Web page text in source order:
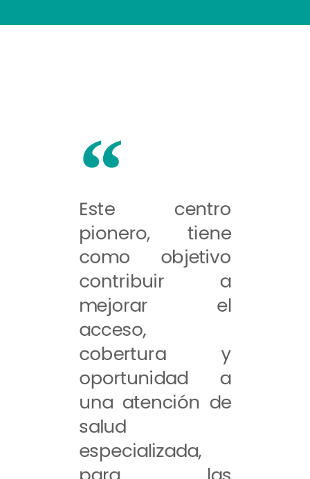
Este centro
pionero, tiene
como objetivo
contribuir a
mejorar el
acceso,
cobertura y
oportunidad a
una atención de
salud
especializada,